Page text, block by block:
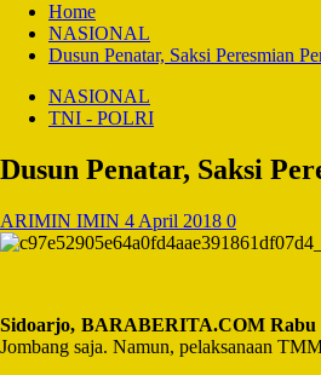
Home
NASIONAL
Dusun Penatar, Saksi Peresmian
NASIONAL
TNI - POLRI
Dusun Penatar, Saksi
ARIMIN IMIN 4 April 2018 0
Sidoarjo, BARABERITA.COM Rabu
Jombang saja. Namun, pelaksanaan